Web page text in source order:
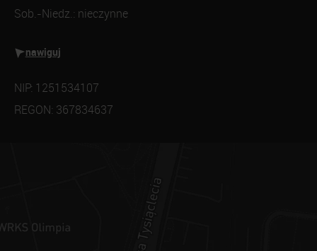
Sob.-Niedz.: nieczynne
nawiguj
NIP: 1251534107
REGON: 367834637